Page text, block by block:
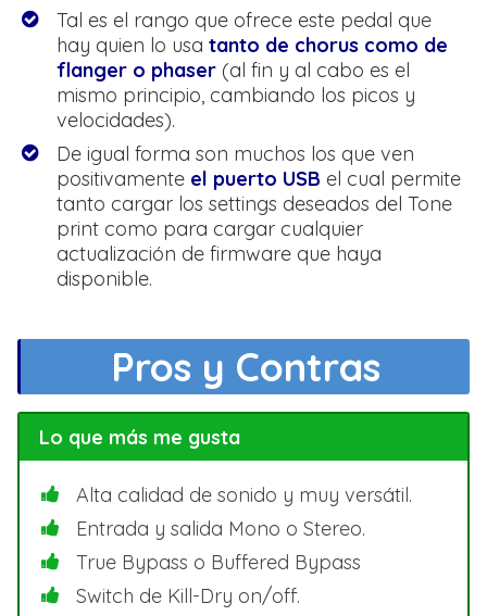
Tal es el rango que ofrece este pedal que
hay quien lo usa tanto de chorus como de
flanger o phaser (al fin y al cabo es el
mismo principio, cambiando los picos y
velocidades).
De igual forma son muchos los que ven
positivamente el puerto USB el cual permite
tanto cargar los settings deseados del Tone
print como para cargar cualquier
actualización de firmware que haya
disponible.
Pros y Contras
Lo que más me gusta
Alta calidad de sonido y muy versátil.
Entrada y salida Mono o Stereo.
True Bypass o Buffered Bypass
Switch de Kill-Dry on/off.